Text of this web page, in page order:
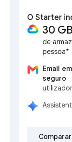
O Starter
30 GB
de
pessoa*
Email
seguro